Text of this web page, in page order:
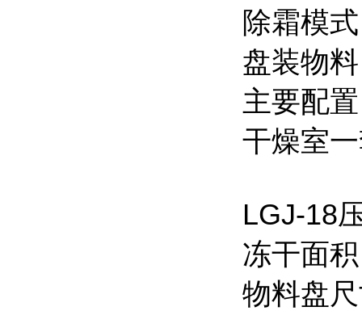
除霜模
盘装物
主要配
干燥室
LGJ-18
冻干面
物料盘